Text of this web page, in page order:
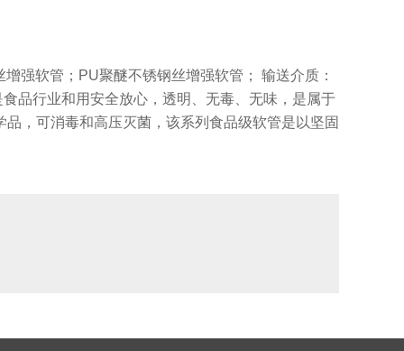
强软管；PU聚醚不锈钢丝增强软管； 输送介质：
品行业和用安全放心，透明、无毒、无味，是属于
，可消毒和高压灭菌，该系列食品级软管是以坚固